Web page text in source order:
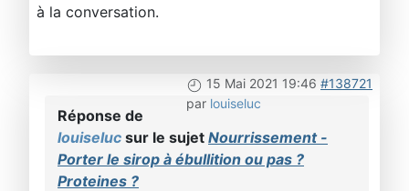
à la conversation.
15 Mai 2021 19:46 #138721
par louiseluc
Réponse de
louiseluc sur le sujet Nourrissement -
Porter le sirop à ébullition ou pas ?
Proteines ?